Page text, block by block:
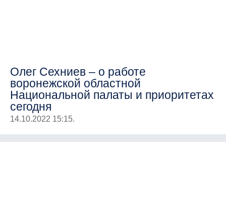
Олег Сехниев – о работе
воронежской областной
Национальной палаты и приоритетах
сегодня
14.10.2022 15:15.